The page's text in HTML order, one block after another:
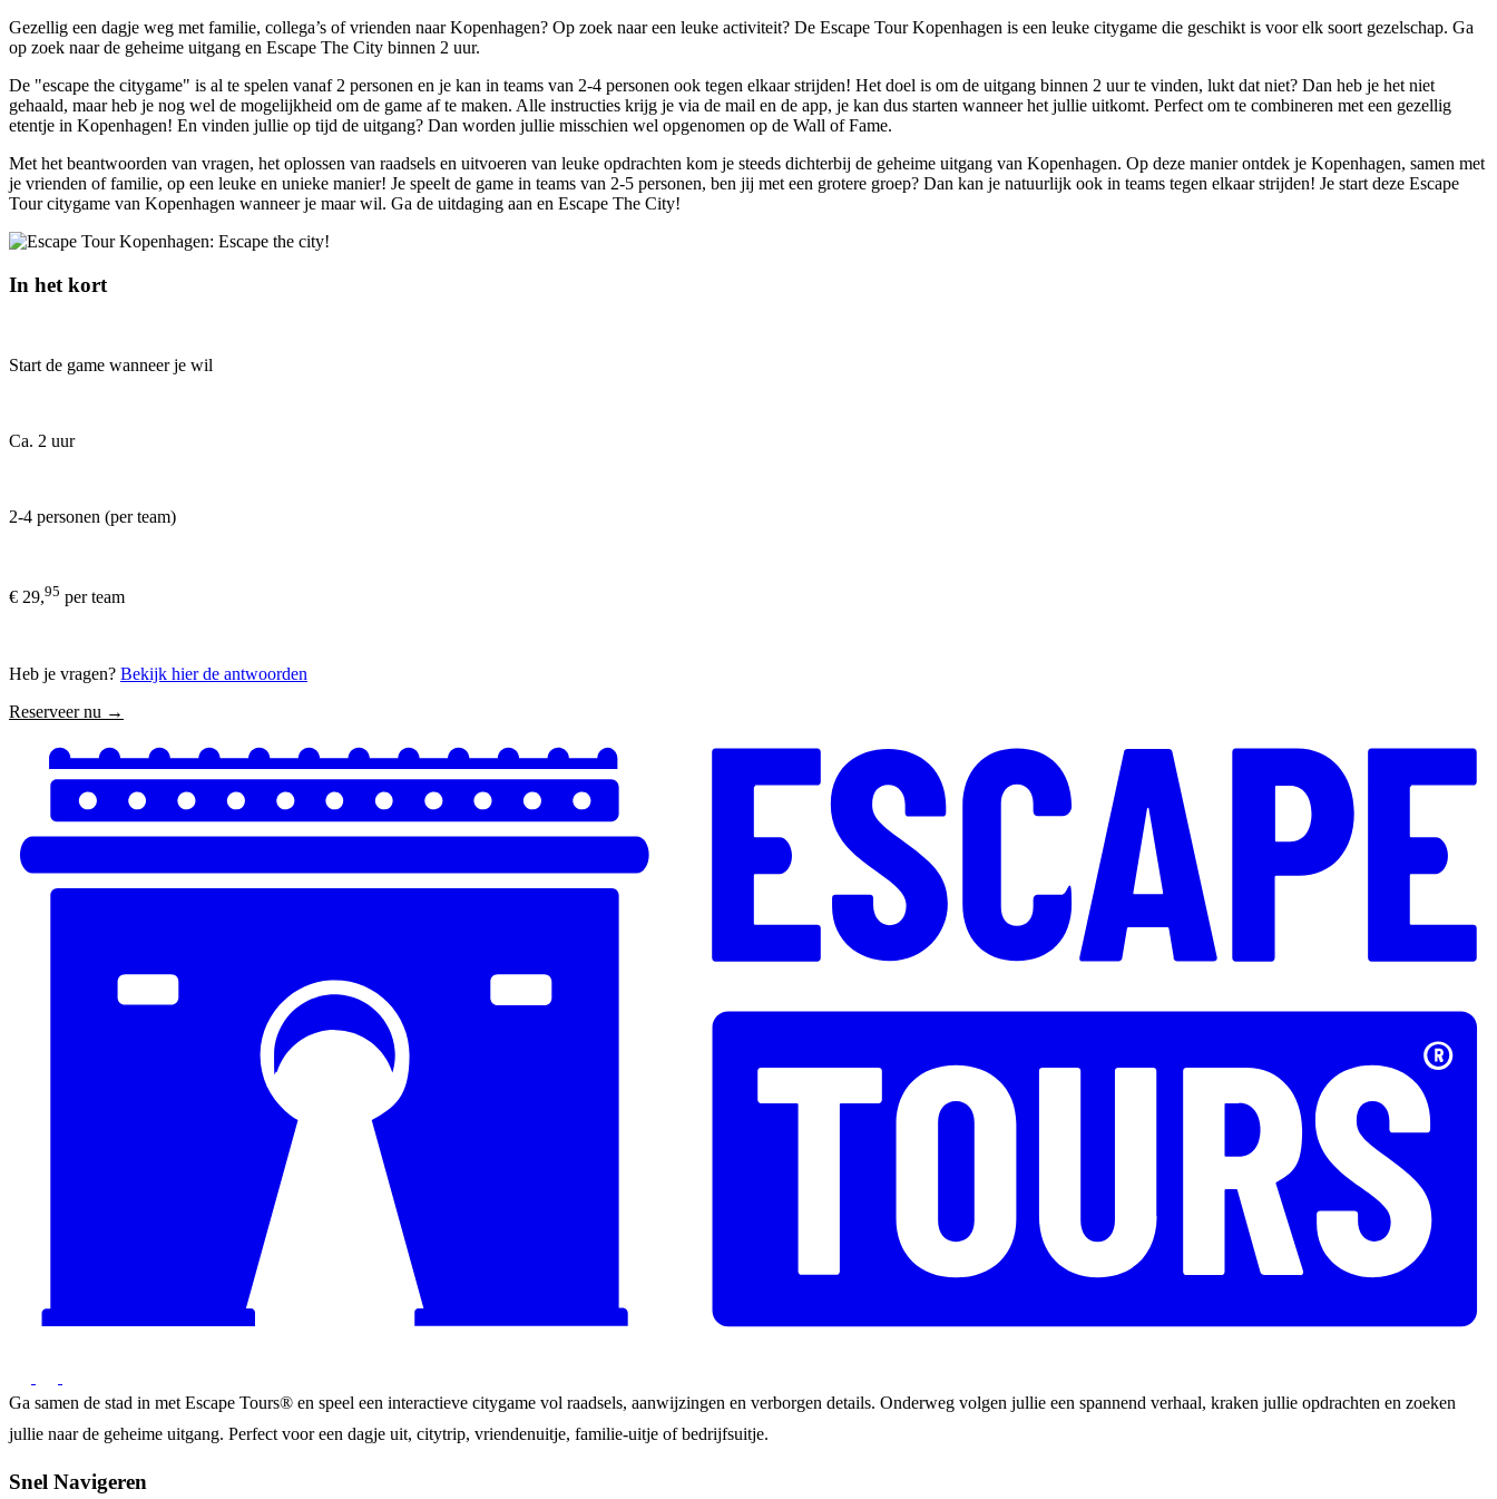
Gezellig een dagje weg met familie, collega’s of vrienden naar Kopenhagen? Op zoek naar een leuke activiteit? De Escape Tour Kopenhagen is een leuke citygame die geschikt is voor elk soort gezelschap. Ga
op zoek naar de geheime uitgang en Escape The City binnen 2 uur.
De "escape the citygame" is al te spelen vanaf 2 personen en je kan in teams van 2-4 personen ook tegen elkaar strijden! Het doel is om de uitgang binnen 2 uur te vinden, lukt dat niet? Dan heb je het niet
gehaald, maar heb je nog wel de mogelijkheid om de game af te maken. Alle instructies krijg je via de mail en de app, je kan dus starten wanneer het jullie uitkomt. Perfect om te combineren met een gezellig
etentje in Kopenhagen! En vinden jullie op tijd de uitgang? Dan worden jullie misschien wel opgenomen op de Wall of Fame.
Met het beantwoorden van vragen, het oplossen van raadsels en uitvoeren van leuke opdrachten kom je steeds dichterbij de geheime uitgang van Kopenhagen. Op deze manier ontdek je Kopenhagen, samen met
je vrienden of familie, op een leuke en unieke manier! Je speelt de game in teams van 2-5 personen, ben jij met een grotere groep? Dan kan je natuurlijk ook in teams tegen elkaar strijden! Je start deze Escape
Tour citygame van Kopenhagen wanneer je maar wil. Ga de uitdaging aan en Escape The City!
In het kort
Start de game wanneer je wil
Ca. 2 uur
2-4 personen (per team)
€ 29,95 per team
Heb je vragen? Bekijk hier de antwoorden
Reserveer nu →
Ga samen de stad in met Escape Tours® en speel een interactieve citygame vol raadsels, aanwijzingen en verborgen details. Onderweg volgen jullie een spannend verhaal, kraken jullie opdrachten en zoeken
jullie naar de geheime uitgang. Perfect voor een dagje uit, citytrip, vriendenuitje, familie-uitje of bedrijfsuitje.
Snel Navigeren